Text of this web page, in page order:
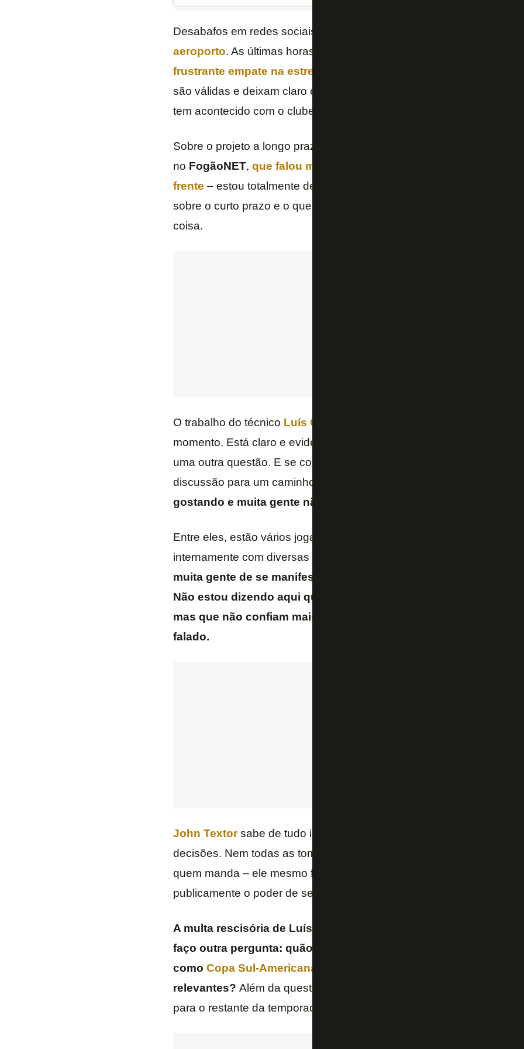
Desabafos em redes sociais, lives com críticas explícitas e até
aeroporto. As últimas horas foram de muita insatisfação dentro do
frustrante empate na estreia da Copa Sul-Americana-2023
são válidas e deixam claro o que pensa a torcida, seu maior
tem acontecido com o clube recentemente.
Sobre o projeto a longo prazo, deixo aqui o link do
no FogãoNET, que falou muito bem sobre expectativas e fé no
frente – estou totalmente de acordo com tudo o que foi escrito.
sobre o curto prazo e o que pode ser feito. E, principalmente, QUEM
coisa.
O trabalho do técnico Luís Castro
momento. Está claro e evidente para todo mundo. Os motivos que
uma outra questão. E se colocarmos tal ponto na mesa de debate,
discussão para um caminho que não ajuda.
gostando e muita gente não confia na possibilidade de uma
Entre eles, estão vários jogadores. São informações que já foram
internamente com diversas fontes.
muita gente de se manifestar abertamente, mas a situação ficou
Não estou dizendo aqui que atletas não gostam e querem
mas que não confiam mais no trabalho do seu líder. Isso é grave
falado.
John Textorsabe de tudo isso. O dono da SAF comprou o clube e o
decisões. Nem todas as tomadas serão populares, mas não há
quem manda – ele mesmo falou com todas as letras em
publicamente o poder de seus subordinados.
A multa rescisória de Luís Castro é cara e o mantém no cargo,
faço outra pergunta: quão caro poderá ser manter o português
como Copa Sul-Americana
relevantes? Além da questão financeira, o que o torcedor do
para o restante da temporada 2023 sob o comando do treinador?